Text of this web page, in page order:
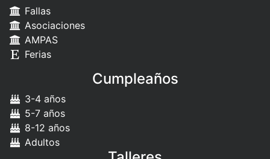
Fallas
Asociaciones
AMPAS
Ferias
Cumpleaños
3-4 años
5-7 años
8-12 años
Adultos